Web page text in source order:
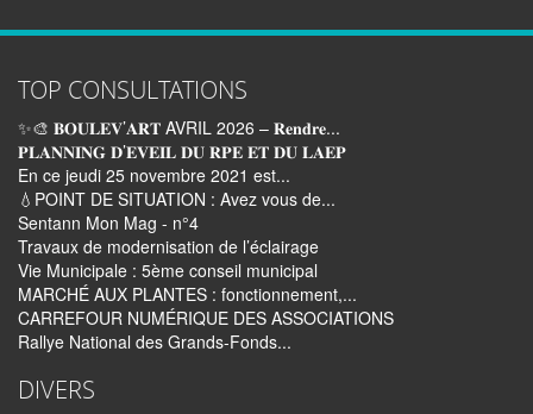
TOP CONSULTATIONS
✨🎨 𝐁𝐎𝐔𝐋𝐄𝐕’𝐀𝐑𝐓 AVRIL 2026 – 𝐑𝐞𝐧𝐝𝐫𝐞...
𝐏𝐋𝐀𝐍𝐍𝐈𝐍𝐆 𝐃’𝐄𝐕𝐄𝐈𝐋 𝐃𝐔 𝐑𝐏𝐄 𝐄𝐓 𝐃𝐔 𝐋𝐀𝐄𝐏
En ce jeudi 25 novembre 2021 est...
💧POINT DE SITUATION : Avez vous de...
Sentann Mon Mag - n°4
Travaux de modernisation de l’éclairage
Vie Municipale : 5ème conseil municipal
MARCHÉ AUX PLANTES : fonctionnement,...
CARREFOUR NUMÉRIQUE DES ASSOCIATIONS
Rallye National des Grands-Fonds...
DIVERS